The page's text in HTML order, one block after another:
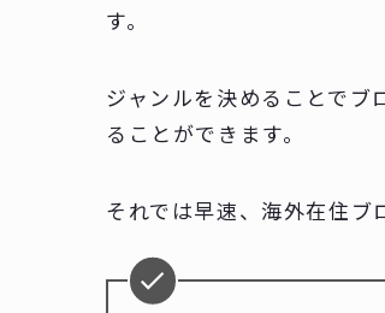
す。
ジャンルを決めることでブ
ることができます。
それでは早速、海外在住